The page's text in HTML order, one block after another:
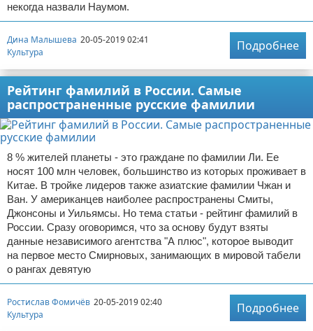
некогда назвали Наумом.
Дина Малышева 20-05-2019 02:41
Культура
Подробнее
Рейтинг фамилий в России. Самые
распространенные русские фамилии
8 % жителей планеты - это граждане по фамилии Ли. Ее
носят 100 млн человек, большинство из которых проживает в
Китае. В тройке лидеров также азиатские фамилии Чжан и
Ван. У американцев наиболее распространены Смиты,
Джонсоны и Уильямсы. Но тема статьи - рейтинг фамилий в
России. Сразу оговоримся, что за основу будут взяты
данные независимого агентства "А плюс", которое выводит
на первое место Смирновых, занимающих в мировой табели
о рангах девятую
Ростислав Фомичёв 20-05-2019 02:40
Культура
Подробнее